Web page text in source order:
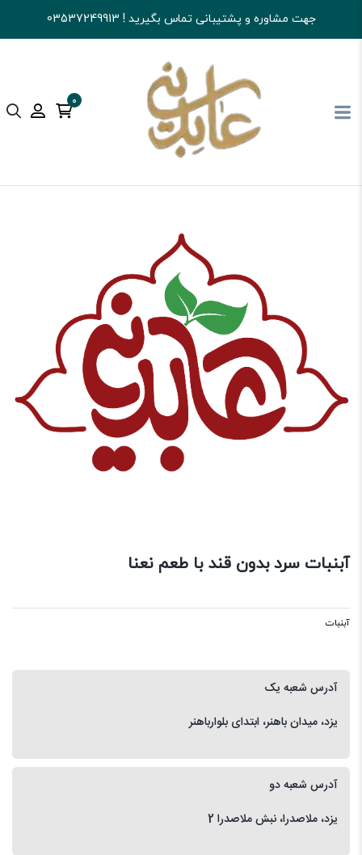
جهت مشاوره و پشتیبانی تماس بگیرید ! 03537249913
0
آجیل و خشکبار عابدینی شکلات آبنبات
آبنبات سرد بدون قند با طعم نعنا
آبنبات
آدرس شعبه یک
یزد، میدان باهنر، ابتدای بلوارباهنر
آدرس شعبه دو
یزد، ملاصدرا، نبش ملاصدرا 2